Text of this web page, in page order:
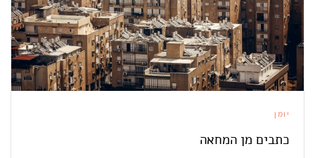
יומן
כתבים מן המחאה